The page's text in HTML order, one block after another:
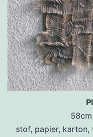
stof, papier, karton,